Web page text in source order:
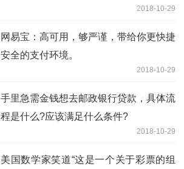
2018-10-29
网易宝：高可用，够严谨，带给你更快捷
安全的支付环境。
2018-10-29
手里急需金钱想去邮政银行贷款，具体流
程是什么?应该满足什么条件?
2018-10-29
美国数学家笑道“这是一个关于彩票的组